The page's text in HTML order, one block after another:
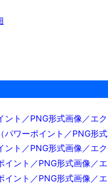
ト／PNG形式画像／エク
ワーポイント／PNG形式
ト／PNG形式画像／エク
ント／PNG形式画像／エ
ント／PNG形式画像／エ